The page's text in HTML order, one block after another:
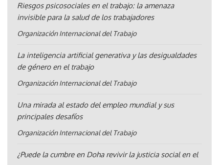
Riesgos psicosociales en el trabajo: la amenaza
invisible para la salud de los trabajadores
Organización Internacional del Trabajo
La inteligencia artificial generativa y las desigualdades
de género en el trabajo
Organización Internacional del Trabajo
Una mirada al estado del empleo mundial y sus
principales desafíos
Organización Internacional del Trabajo
¿Puede la cumbre en Doha revivir la justicia social en el